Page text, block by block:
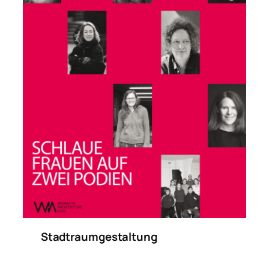
Stadtraumgestaltung